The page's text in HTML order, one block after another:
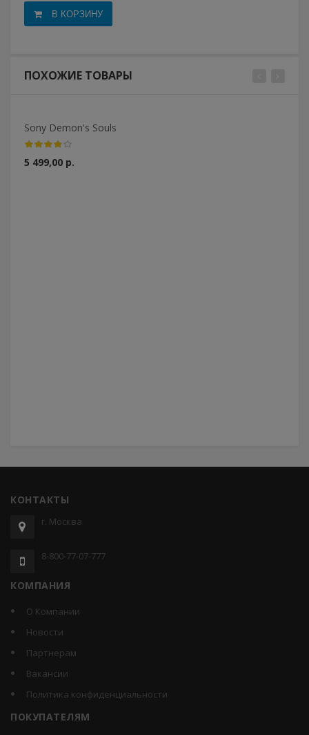
В КОРЗИНУ
ПОХОЖИЕ ТОВАРЫ
Sony Demon's Souls
5 499,00 р.
КОНТАКТЫ
г. Москва
8-800-77-07-777
КОМПАНИЯ
О Компании
Новости
Партнерам
Вакансии
Политика конфиденциальности
ПОКУПАТЕЛЯМ